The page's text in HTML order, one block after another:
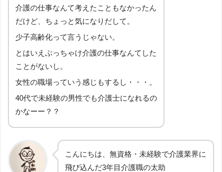
介護の仕事なんて考えたこともなかったん
だけど、ちょっと気になりだして。
少子高齢化って言うじゃない。
とはいえぶっちゃけ介護の仕事なんてした
ことがないし。
女性の職場っていう感じもするし・・・。
40代で未経験の男性でも介護士になれるの
かなーー？？
こんにちは、無資格・未経験で介護業界に
飛び込んだ3年目介護職の太助